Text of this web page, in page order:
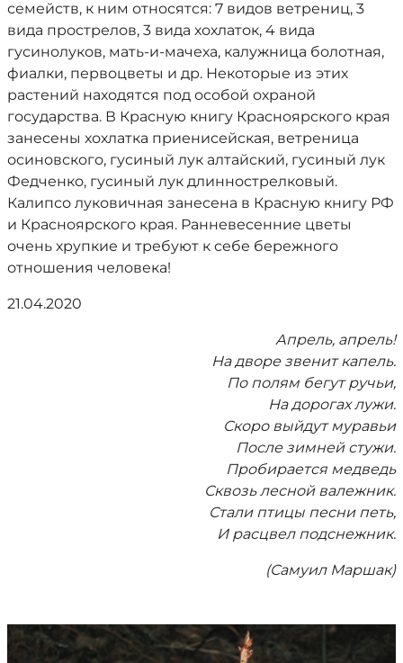
семейств, к ним относятся: 7 видов ветрениц, 3
вида прострелов, 3 вида хохлаток, 4 вида
гусинолуков, мать-и-мачеха, калужница болотная,
фиалки, первоцветы и др. Некоторые из этих
растений находятся под особой охраной
государства. В Красную книгу Красноярского края
занесены хохлатка приенисейская, ветреница
осиновского, гусиный лук алтайский, гусиный лук
Федченко, гусиный лук длиннострелковый.
Калипсо луковичная занесена в Красную книгу РФ
и Красноярского края. Ранневесенние цветы
очень хрупкие и требуют к себе бережного
отношения человека!
21.04.2020
Апрель, апрель!
На дворе звенит капель.
По полям бегут ручьи,
На дорогах лужи.
Скоро выйдут муравьи
После зимней стужи.
Пробирается медведь
Сквозь лесной валежник.
Стали птицы песни петь,
И расцвел подснежник.
(Самуил Маршак)